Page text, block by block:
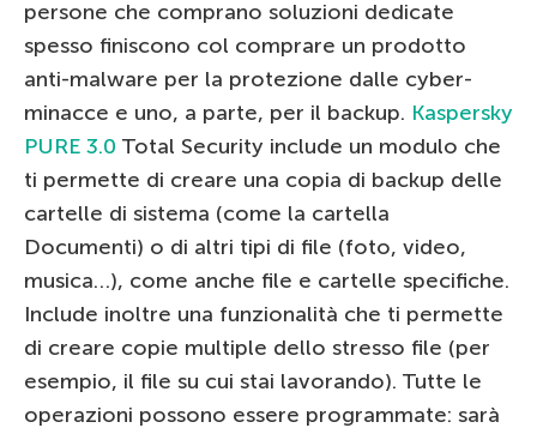
persone che comprano soluzioni dedicate
spesso finiscono col comprare un prodotto
anti-malware per la protezione dalle cyber-
minacce e uno, a parte, per il backup. Kaspersky
PURE 3.0 Total Security include un modulo che
ti permette di creare una copia di backup delle
cartelle di sistema (come la cartella
Documenti) o di altri tipi di file (foto, video,
musica…), come anche file e cartelle specifiche.
Include inoltre una funzionalità che ti permette
di creare copie multiple dello stresso file (per
esempio, il file su cui stai lavorando). Tutte le
operazioni possono essere programmate: sarà